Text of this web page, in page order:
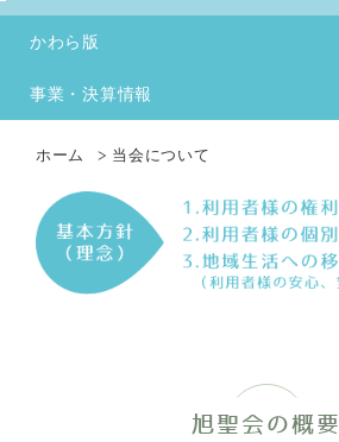
かわら版
事業・決算情報
ホーム 当会について
旭聖会の概要